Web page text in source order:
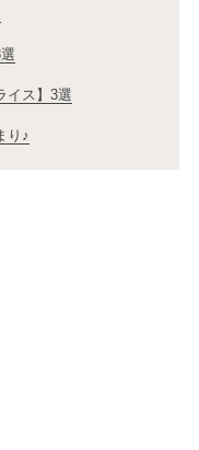
イス】3選
り♪